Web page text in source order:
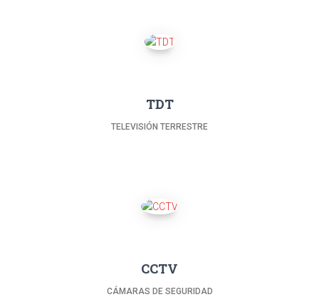
TDT
TELEVISIÓN TERRESTRE
CCTV
CÁMARAS DE SEGURIDAD